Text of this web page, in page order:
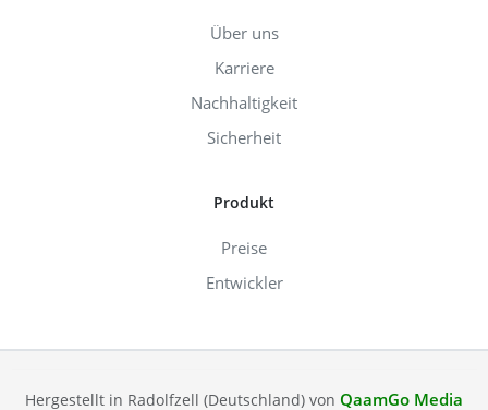
Über uns
Karriere
Nachhaltigkeit
Sicherheit
Produkt
Preise
Entwickler
Hergestellt in Radolfzell (Deutschland) von QaamGo Media